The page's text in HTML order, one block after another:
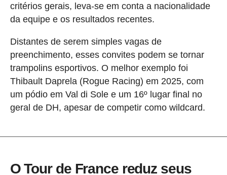
critérios gerais, leva-se em conta a nacionalidade
da equipe e os resultados recentes.
Distantes de serem simples vagas de
preenchimento, esses convites podem se tornar
trampolins esportivos. O melhor exemplo foi
Thibault Daprela (Rogue Racing) em 2025, com
um pódio em Val di Sole e um 16º lugar final no
geral de DH, apesar de competir como wildcard.
O Tour de France reduz seus